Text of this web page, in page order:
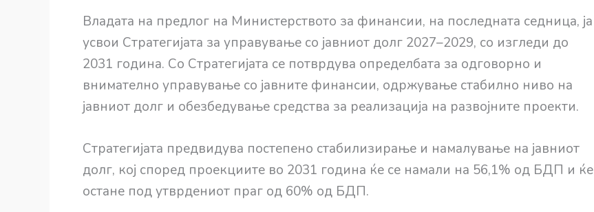
Владата на предлог на Министерството за финансии, на последната седница, ја
усвои Стратегијата за управување со јавниот долг 2027–2029, со изгледи до
2031 година. Со Стратегијата се потврдува определбата за одговорно и
внимателно управување со јавните финансии, одржување стабилно ниво на
јавниот долг и обезбедување средства за реализација на развојните проекти.
Стратегијата предвидува постепено стабилизирање и намалување на јавниот
долг, кој според проекциите во 2031 година ќе се намали на 56,1% од БДП и ќе
остане под утврдениот праг од 60% од БДП.